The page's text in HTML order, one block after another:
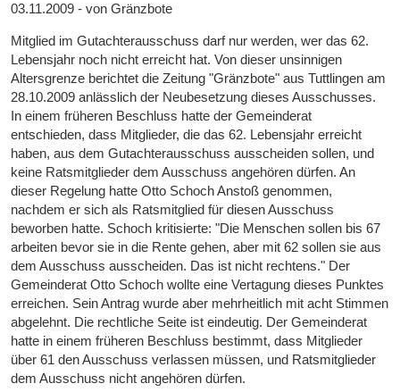
03.11.2009 - von Gränzbote
Mitglied im Gutachterausschuss darf nur werden, wer das 62.
Lebensjahr noch nicht erreicht hat. Von dieser unsinnigen
Altersgrenze berichtet die Zeitung "Gränzbote" aus Tuttlingen am
28.10.2009 anlässlich der Neubesetzung dieses Ausschusses.
In einem früheren Beschluss hatte der Gemeinderat
entschieden, dass Mitglieder, die das 62. Lebensjahr erreicht
haben, aus dem Gutachterausschuss ausscheiden sollen, und
keine Ratsmitglieder dem Ausschuss angehören dürfen. An
dieser Regelung hatte Otto Schoch Anstoß genommen,
nachdem er sich als Ratsmitglied für diesen Ausschuss
beworben hatte. Schoch kritisierte: "Die Menschen sollen bis 67
arbeiten bevor sie in die Rente gehen, aber mit 62 sollen sie aus
dem Ausschuss ausscheiden. Das ist nicht rechtens." Der
Gemeinderat Otto Schoch wollte eine Vertagung dieses Punktes
erreichen. Sein Antrag wurde aber mehrheitlich mit acht Stimmen
abgelehnt. Die rechtliche Seite ist eindeutig. Der Gemeinderat
hatte in einem früheren Beschluss bestimmt, dass Mitglieder
über 61 den Ausschuss verlassen müssen, und Ratsmitglieder
dem Ausschuss nicht angehören dürfen.